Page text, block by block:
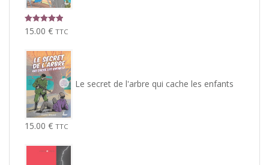
Note 5.00
15.00 € TTC
Le secret de l'arbre qui cache les enfants
15.00 € TTC